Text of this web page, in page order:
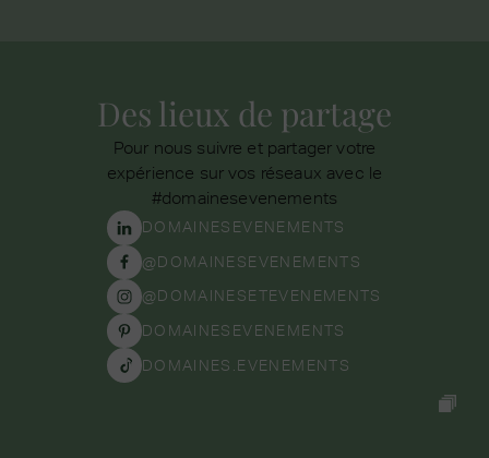
Des lieux de partage
Pour nous suivre et partager votre
expérience sur vos réseaux avec le
#domainesevenements
DOMAINESEVENEMENTS
@DOMAINESEVENEMENTS
@DOMAINESETEVENEMENTS
DOMAINESEVENEMENTS
DOMAINES.EVENEMENTS